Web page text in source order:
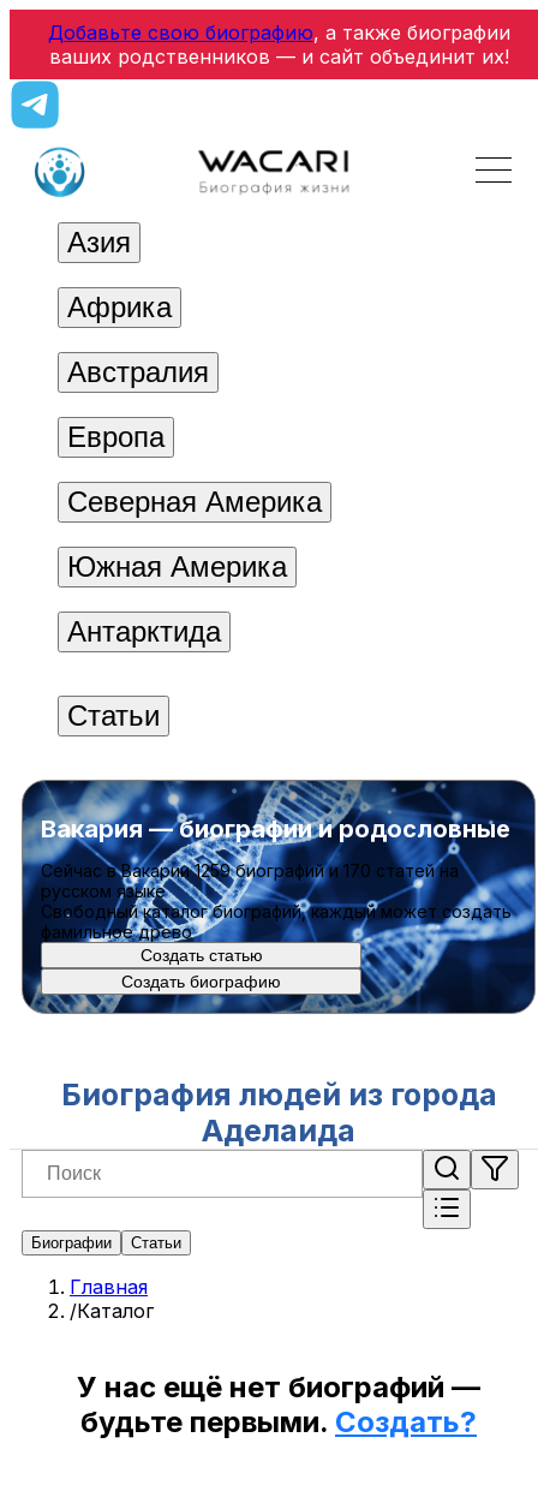
Добавьте свою биографию, а также биографии
ваших родственников — и сайт объединит их!
Азия
Африка
Австралия
Европа
Северная Америка
Южная Америка
Антарктида
Статьи
Вакария — биографии и родословные
Cейчас в Вакарии1259 биографийи170 статейна
русском языке
Свободный каталог биографий, каждый может создать
фамильное древо
Создать статью
Создать биографию
Биография людей из города
Аделаида
Биографии Статьи
Главная
/Каталог
У нас ещё нет биографий —
будьте первыми. Создать?